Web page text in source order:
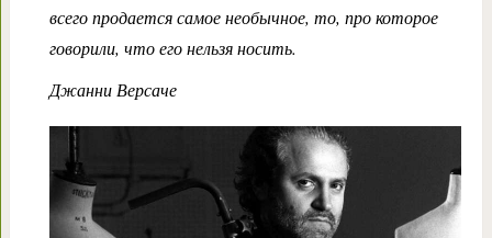
всего продается самое необычное, то, про которое
говорили, что его нельзя носить.
Джанни Версаче